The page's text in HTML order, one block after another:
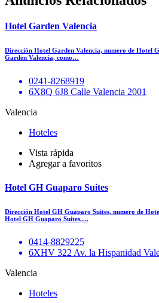
Hotel Garden Valencia
Dirección Hotel Garden Valencia, numero de Hotel
Garden Valencia, como…
0241-8268919
6X8Q 6J8 Calle Valencia 2001
Valencia
Hoteles
Vista rápida
Agregar a favoritos
Hotel GH Guaparo Suites
Dirección Hotel GH Guaparo Suites, numero de
Hotel GH Guaparo Suites,…
0414-8829225
6XHV 322 Av. la Hispanidad
Valencia
Hoteles